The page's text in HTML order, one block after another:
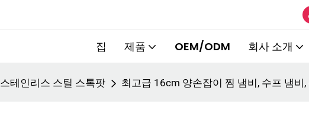
집 제품 OEM/ODM 회사 소개
스테인리스 스틸 스톡팟 최고급 16cm 양손잡이 찜 냄비, 수프 냄비